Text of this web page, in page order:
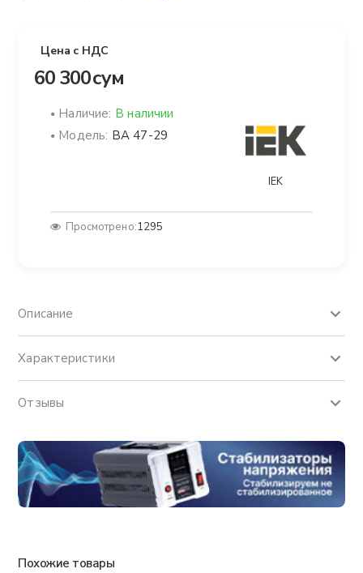
Цена с НДС
60 300 сум
Наличие: В наличии
Модель: ВА 47-29
IEK
Просмотрено:1295
Описание
Характеристики
Отзывы
Похожие товары